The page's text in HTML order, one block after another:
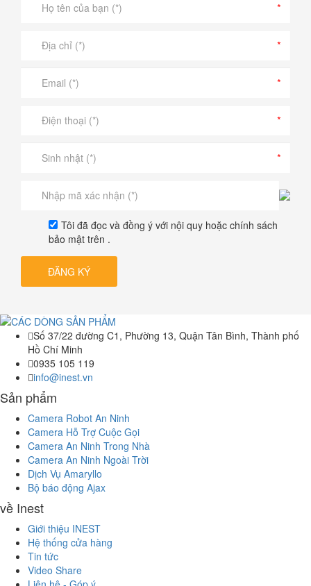
Tôi đã đọc và đồng ý với nội quy hoặc chính sách
bảo mật trên .
ĐĂNG KÝ
Số 37/22 đường C1, Phường 13, Quận Tân Bình, Thành phố
Hồ Chí Minh
0935 105 119
info@inest.vn
Sản phẩm
Camera Robot An Ninh
Camera Hỗ Trợ Cuộc Gọi
Camera An Ninh Trong Nhà
Camera An Ninh Ngoài Trời
Dịch Vụ Amaryllo
Bộ báo động Ajax
về Inest
Giới thiệu INEST
Hệ thống cửa hàng
Tin tức
Video Share